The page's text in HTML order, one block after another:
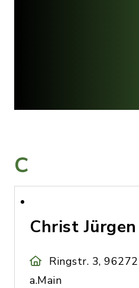
C
Christ Jürgen
Ringstr. 3,
a.Main